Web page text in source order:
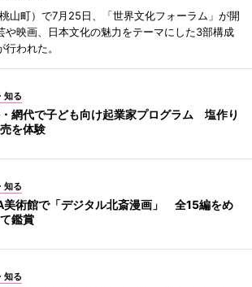
山町）で7月25日、「世界文化フォーラム」が開
や映画、日本文化の魅力をテーマにした3部構成
われた。
知る
網代で子ども向け起業家プログラム 塩作り
を体験
知る
美術館で「デジタル北斎漫画」 全15編をめ
鑑賞
知る